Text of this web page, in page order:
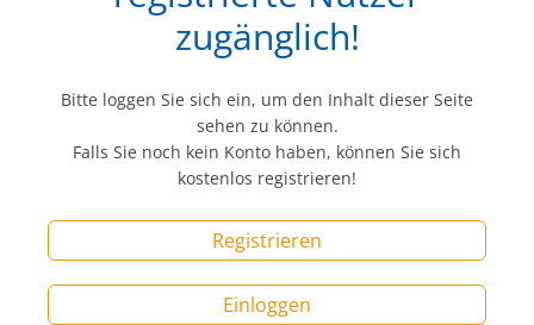
zugänglich!
Bitte loggen Sie sich ein, um den Inhalt dieser Seite
sehen zu können.
Falls Sie noch kein Konto haben, können Sie sich
kostenlos registrieren!
Registrieren
Einloggen